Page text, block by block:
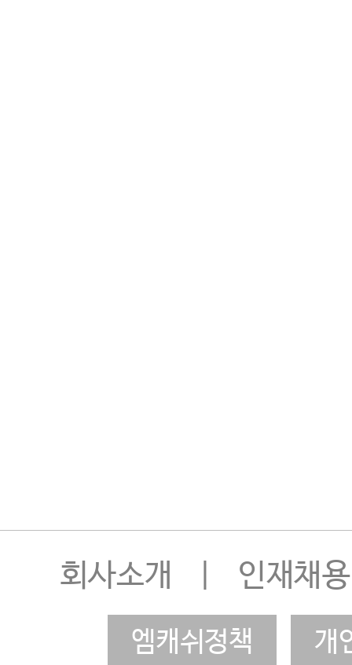
회사소개 인재채용
엠캐쉬정책 개